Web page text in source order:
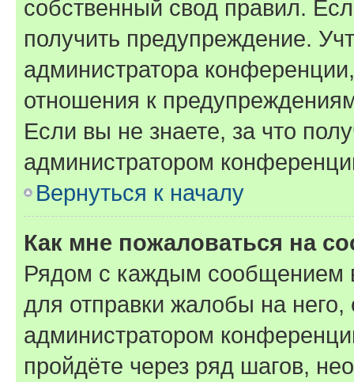
собственный свод правил.
получить предупреждение.
администратора
отношения к
Если вы не знаете, за что
администратором
Вернуться к началу
Как мне пожаловаться на
Рядом с каждым сообщением
для отправки жалобы на
администратором
пройдёте через ряд шагов,